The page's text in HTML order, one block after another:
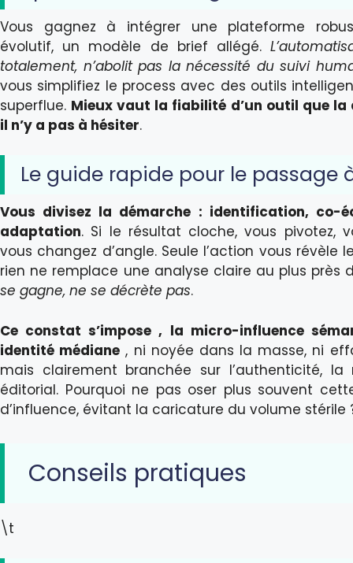
Vous gagnez à intégrer une plateforme
évolutif, un modèle de brief allégé.
totalement, n’abolit pas la nécessité du suivi
vous simplifiez le process avec des outils
superflue. Mieux vaut la fiabilité d’un outil que
il n’y a pas à hésiter.
Le guide rapide pour le passage
Vous divisez la démarche : identification, co-
adaptation. Si le résultat cloche, vous pivotez,
vous changez d’angle. Seule l’action vous révèle
rien ne remplace une analyse claire au plus près
se gagne, ne se décrète pas.
Ce constat s’impose , la micro-influence
identité médiane , ni noyée dans la masse, ni
mais clairement branchée sur l’authenticité, la
éditorial. Pourquoi ne pas oser plus souvent
d’influence, évitant la caricature du volume stérile
Conseils pratiques
\t